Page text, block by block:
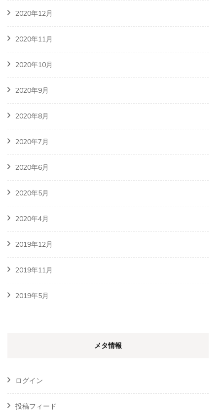
2020年12月
2020年11月
2020年10月
2020年9月
2020年8月
2020年7月
2020年6月
2020年5月
2020年4月
2019年12月
2019年11月
2019年5月
メタ情報
ログイン
投稿フィード